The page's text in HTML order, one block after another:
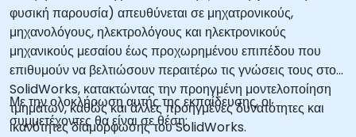
φυσική παρουσία) απευθύνεται σε μηχατρονικούς,
μηχανολόγους, ηλεκτρολόγους και ηλεκτρονικούς
μηχανικούς μεσαίου έως προχωρημένου επιπέδου που
επιθυμούν να βελτιώσουν περαιτέρω τις γνώσεις τους στο
SolidWorks, κατακτώντας την προηγμένη μοντελοποίηση
τμημάτων, καθώς και άλλες προηγμένες δυνατότητες και
ικανότητες διαμόρφωσης του SolidWorks.
Με την ολοκλήρωση αυτής της εκπαίδευσης, οι
συμμετέχοντες θα είναι σε θέση: